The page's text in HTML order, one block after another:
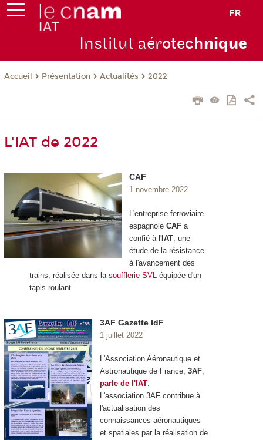
FR
Institut aérotechnique
Accueil Présentation Actualités 2022
L'IAT de 2022
CAF
1 novembre 2022
L'entreprise ferroviaire
espagnole CAFa
confié à l'IAT, une
étude de la résistance
à l'avancement des
trains, réalisée dans la soufflerie SVL
équipée d'un
tapis roulant.
3AF Gazette IdF
1 juillet 2022
L'Association Aéronautique et
Astronautique de France, 3AF,
parle de l'IAT.
L'association 3AF contribue à
l'actualisation des
connaissances aéronautiques
et spatiales par la réalisation de